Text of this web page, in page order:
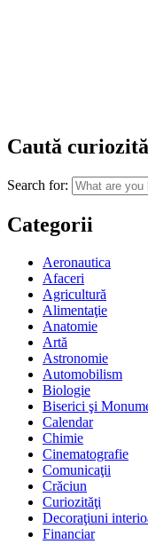
Caută
Search for:
Categorii
Aeronautica
Afaceri
Agricultură
Alimentaţie
Anatomie
Artă
Astronomie
Automobilism
Biologie
Biserici şi
Calendar
Chimie
Cinematografie
Comunicaţii
Crăciun
Curiozităţi
Decoraţiuni
Financiar